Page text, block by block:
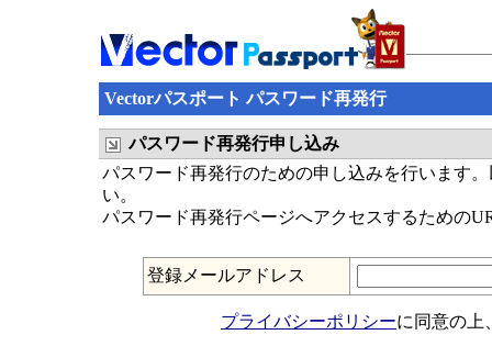
Vectorパスポート パスワード再発行
パスワード再発行申し込み
パスワード再発行のための申し込みを行います
い。
パスワード再発行ページへアクセスするための
登録メールアドレス
プライバシーポリシーに同意の上